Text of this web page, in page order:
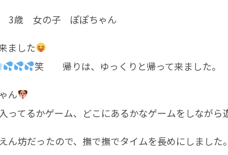
3歳 女の子 ぽぽちゃん
ました
笑 帰りは、ゆっくりと帰って来ました。
ん
ってるかゲーム、どこにあるかなゲームをしながら
ん坊だったので、撫で撫でタイムを長めにしました